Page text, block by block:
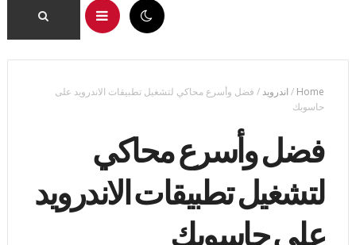
Home
/ اندرويد/ فضل وأسرع محاكي لتشغيل تطبيقات الاندرويد على
حاسوبك
فضل وأسرع محاكي
لتشغيل تطبيقات الاندرويد
على حاسوبك